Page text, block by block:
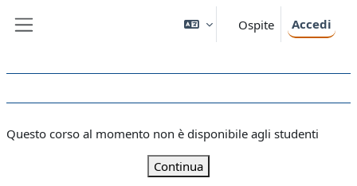
Ospite Accedi
Questo corso al momento non è disponibile agli studenti
Continua